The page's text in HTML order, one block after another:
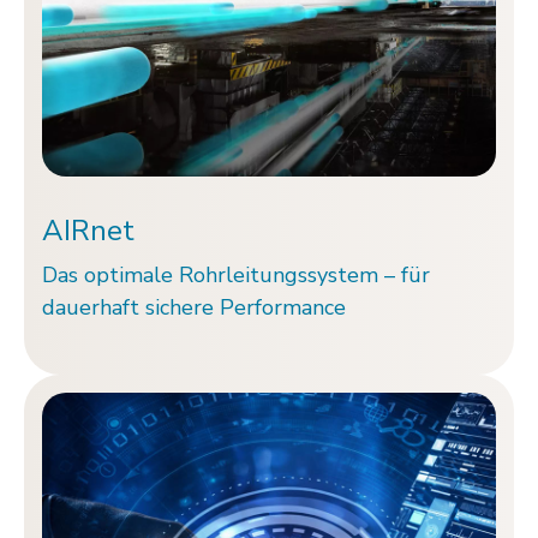
AIRnet
Das optimale Rohr­leitungs­system – für
dauerhaft sichere Performance